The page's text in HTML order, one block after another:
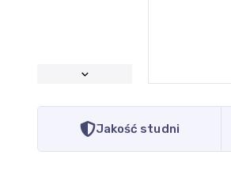
Jakość studni